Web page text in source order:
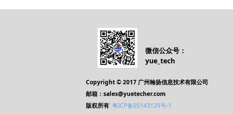
微信公众号：
yue_tech
Copyright © 2017 广州翰扬信息技术有限公司
邮箱：sales@yuetecher.com
版权所有 粤ICP备05143129号-1